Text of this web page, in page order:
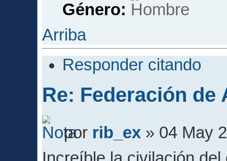
Género:
Arriba
Responder citando
Re: Federación de
por rib_ex » 04 May